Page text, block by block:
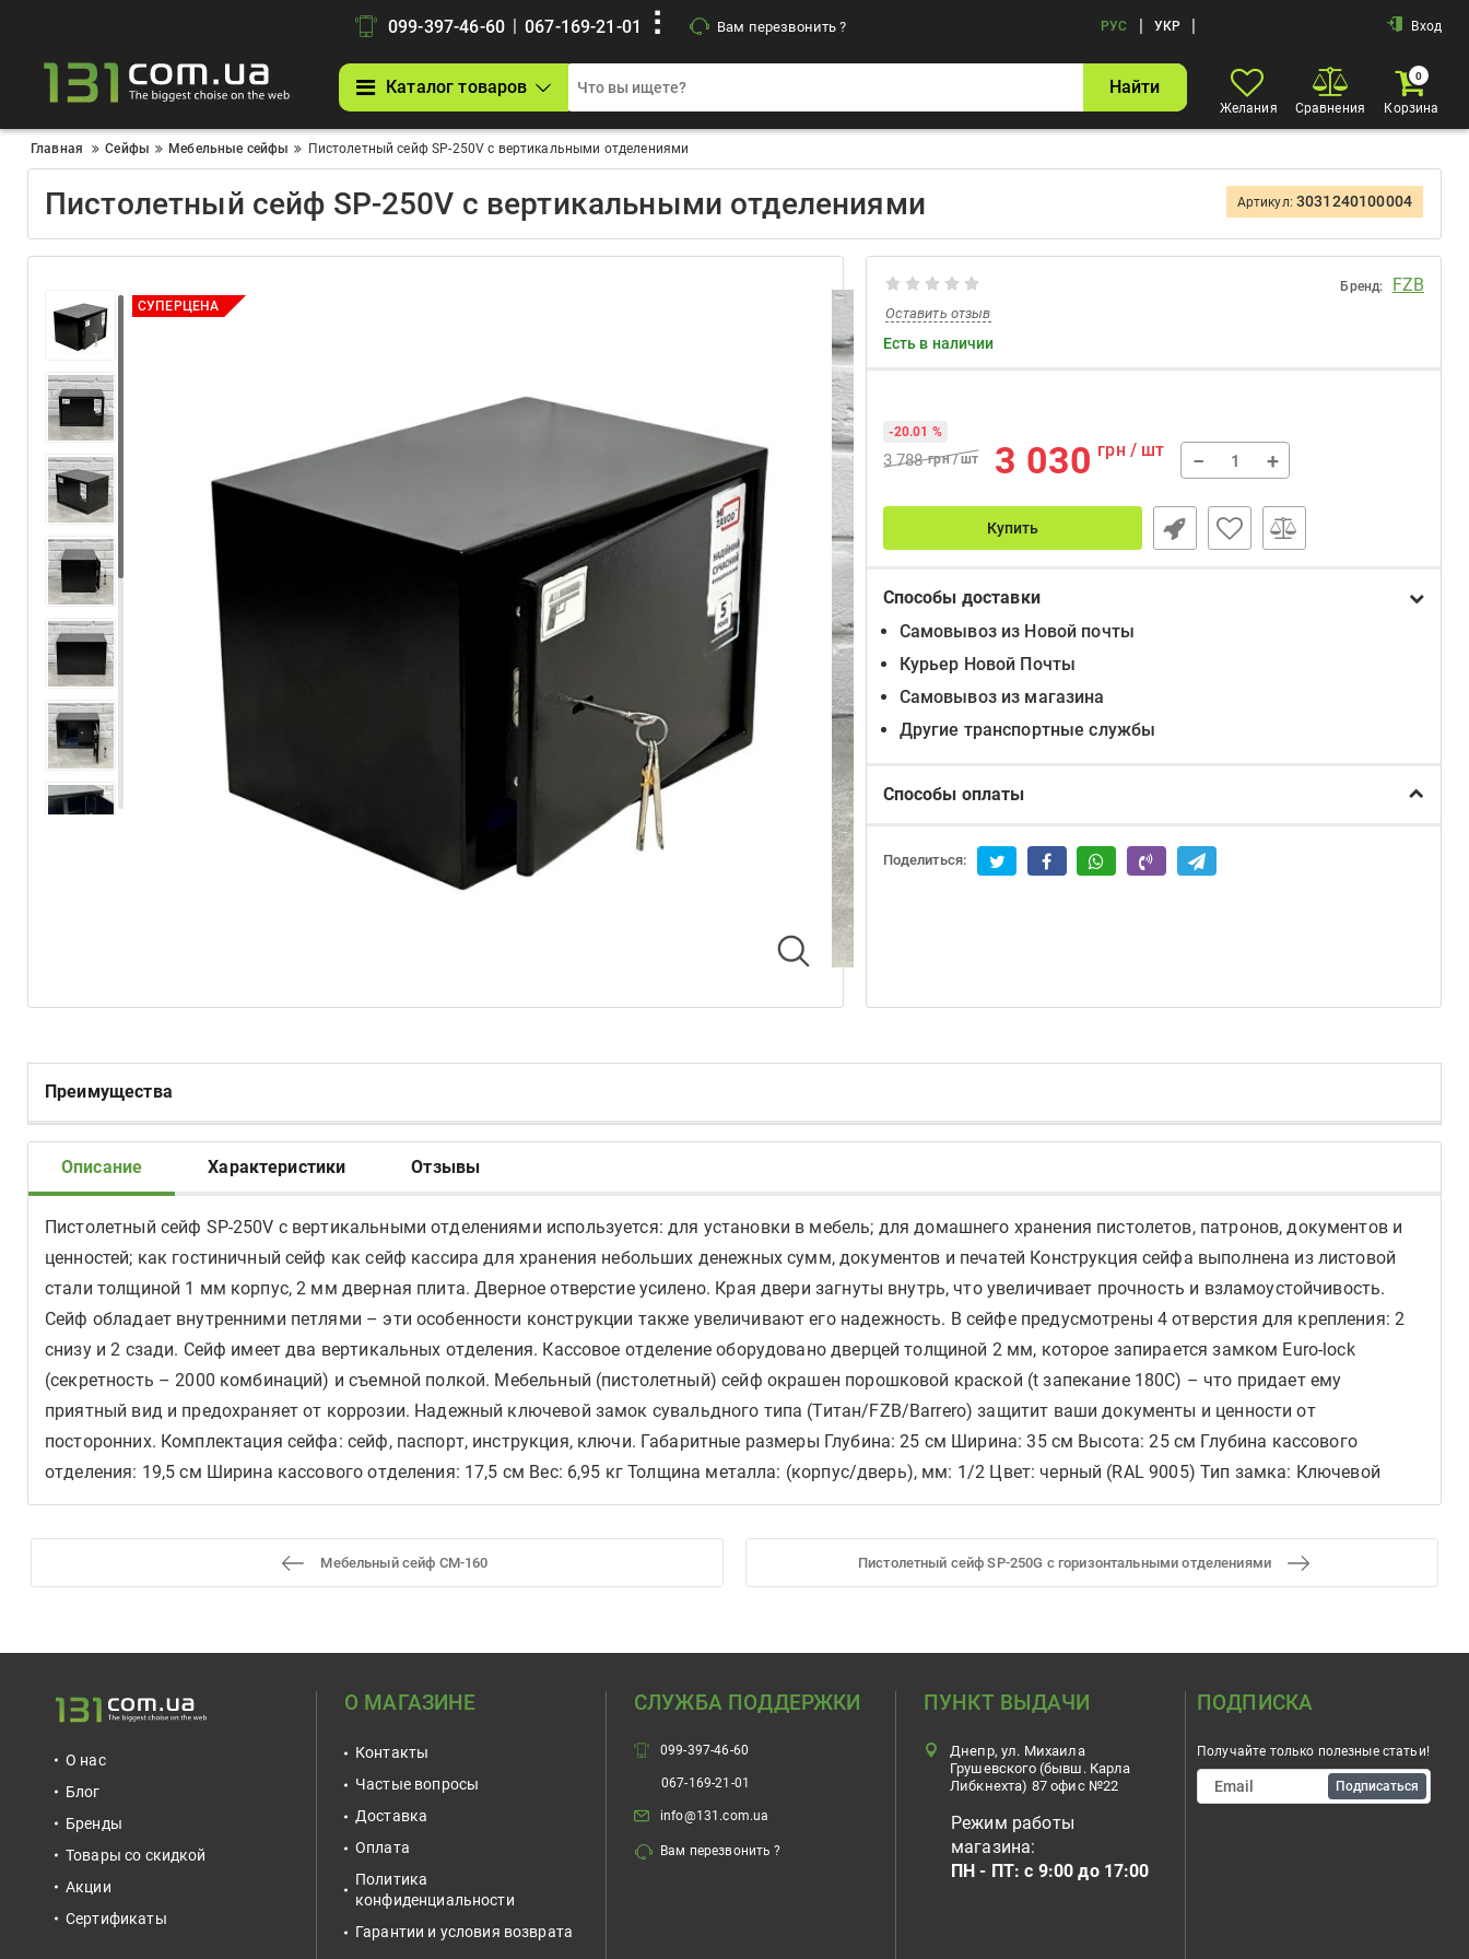
099-397-46-60 | 067-169-21-01 Вам перезвонить ? РУС | УКР | Вход
Каталог товаров Найти
Желания Сравнения
0
Корзина
Главная Сейфы Мебельные сейфы Пистолетный сейф SP-250V с вертикальными отделениями
Пистолетный сейф SP-250V с вертикальными отделениями Артикул:3031240100004
СУПЕРЦЕНА
Бренд: FZB
Оставить отзыв
Есть в наличии
3 788 грн / шт 3 030 грн / шт
-20.01 %
− +
Купить
Способы доставки
Самовывоз из Новой почты
Курьер Новой Почты
Самовывоз из магазина
Другие транспортные службы
Способы оплаты
Поделиться:
Преимущества
Описание Характеристики Отзывы
Пистолетный сейф SP-250V с вертикальными отделениями используется: для установки в мебель; для домашнего хранения пистолетов, патронов, документов и
ценностей; как гостиничный сейф как сейф кассира для хранения небольших денежных сумм, документов и печатей Конструкция сейфа выполнена из листовой
стали толщиной 1 мм корпус, 2 мм дверная плита. Дверное отверстие усилено. Края двери загнуты внутрь, что увеличивает прочность и взламоустойчивость.
Сейф обладает внутренними петлями – эти особенности конструкции также увеличивают его надежность. В сейфе предусмотрены 4 отверстия для крепления: 2
снизу и 2 сзади. Сейф имеет два вертикальных отделения. Кассовое отделение оборудовано дверцей толщиной 2 мм, которое запирается замком Euro-lock
(секретность – 2000 комбинаций) и съемной полкой. Мебельный (пистолетный) сейф окрашен порошковой краской (t запекание 180С) – что придает ему
приятный вид и предохраняет от коррозии. Надежный ключевой замок сувальдного типа (Титан/FZB/Barrero) защитит ваши документы и ценности от
посторонних. Комплектация сейфа: сейф, паспорт, инструкция, ключи. Габаритные размеры Глубина: 25 см Ширина: 35 см Высота: 25 см Глубина кассового
отделения: 19,5 см Ширина кассового отделения: 17,5 см Вес: 6,95 кг Толщина металла: (корпус/дверь), мм: 1/2 Цвет: черный (RAL 9005) Тип замка: Ключевой
Мебельный сейф СМ-160 Пистолетный сейф SP-250G с горизонтальными отделениями
О нас
Блог
Бренды
Товары со скидкой
Акции
Сертификаты
О МАГАЗИНЕ
Контакты
Частые вопросы
Доставка
Оплата
Политика
конфиденциальности
Гарантии и условия возврата
СЛУЖБА ПОДДЕРЖКИ
099-397-46-60
067-169-21-01
info@131.com.ua
Вам перезвонить ?
ПУНКТ ВЫДАЧИ
Днепр, ул. Михаила
Грушевского (бывш. Карла
Либкнехта) 87 офис №22
Режим работы
магазина:
ПН - ПТ: с 9:00 до 17:00
ПОДПИСКА
Получайте только полезные статьи!
Подписаться